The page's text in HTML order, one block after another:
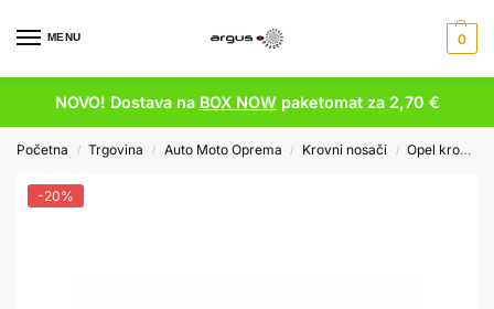
MENU 0
NOVO! Dostava na BOX NOWpaketomat za 2,70 €
Početna / Trgovina / Auto Moto Oprema / Krovni nosači / Opel krovni nosači
-20%